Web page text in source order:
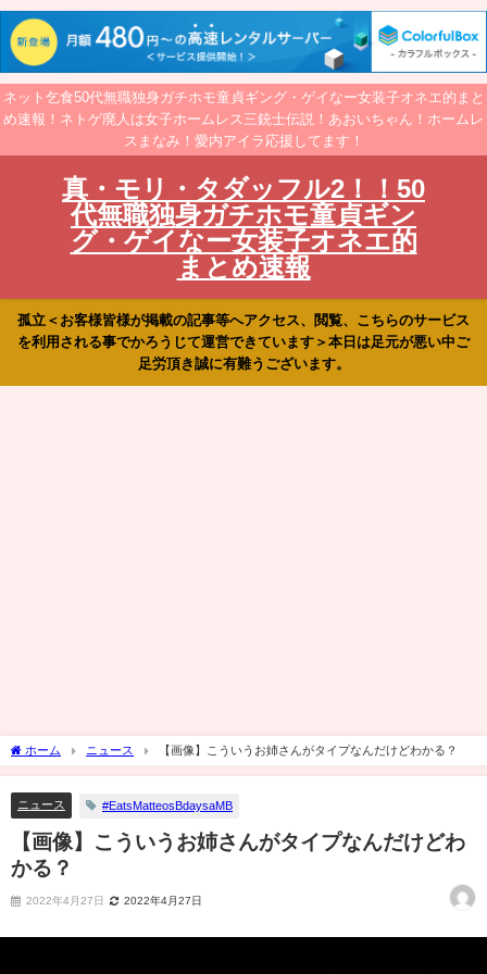
ネット乞食50代無職独身ガチホモ童貞ギング・ゲイなー女装子オネエ的まと
め速報！ネトゲ廃人は女子ホームレス三銃士伝説！あおいちゃん！ホームレ
スまなみ！愛内アイラ応援してます！
真・モリ・タダッフル2！！50
代無職独身ガチホモ童貞ギン
グ・ゲイなー女装子オネエ的
まとめ速報
孤立＜お客様皆様が掲載の記事等へアクセス、閲覧、こちらのサービス
を利用される事でかろうじて運営できています＞本日は足元が悪い中ご
足労頂き誠に有難うございます。
ホーム ニュース 【画像】こういうお姉さんがタイプなんだけどわかる？
ニュース #EatsMatteosBdaysaMB
【画像】こういうお姉さんがタイプなんだけどわ
かる？
2022年4月27日 2022年4月27日